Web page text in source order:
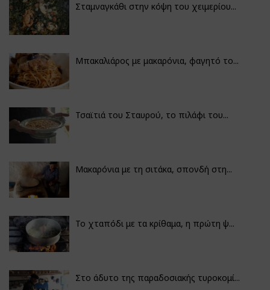
Σταμναγκάθι στην κόψη του χειμερίου...
Μπακαλιάρος με μακαρόνια, φαγητό το...
Τσαϊτιά του Σταυρού, το πιλάφι του...
Μακαρόνια με τη σιτάκα, σπονδή στη...
Το χταπόδι με τα κρίθαμα, η πρώτη ψ...
Στο άδυτο της παραδοσιακής τυροκομί...